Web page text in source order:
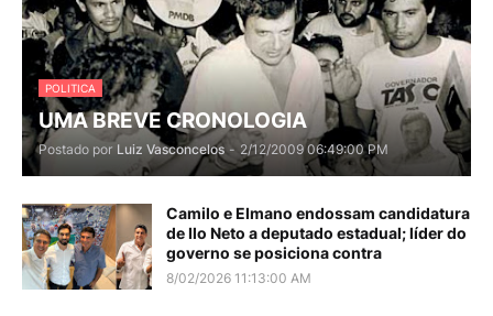
POLITICA
UMA BREVE CRONOLOGIA
Postado por Luiz Vasconcelos - 2/12/2009 06:49:00 PM
Camilo e Elmano endossam candidatura
de Ilo Neto a deputado estadual; líder do
governo se posiciona contra
8/02/2026 11:13:00 AM